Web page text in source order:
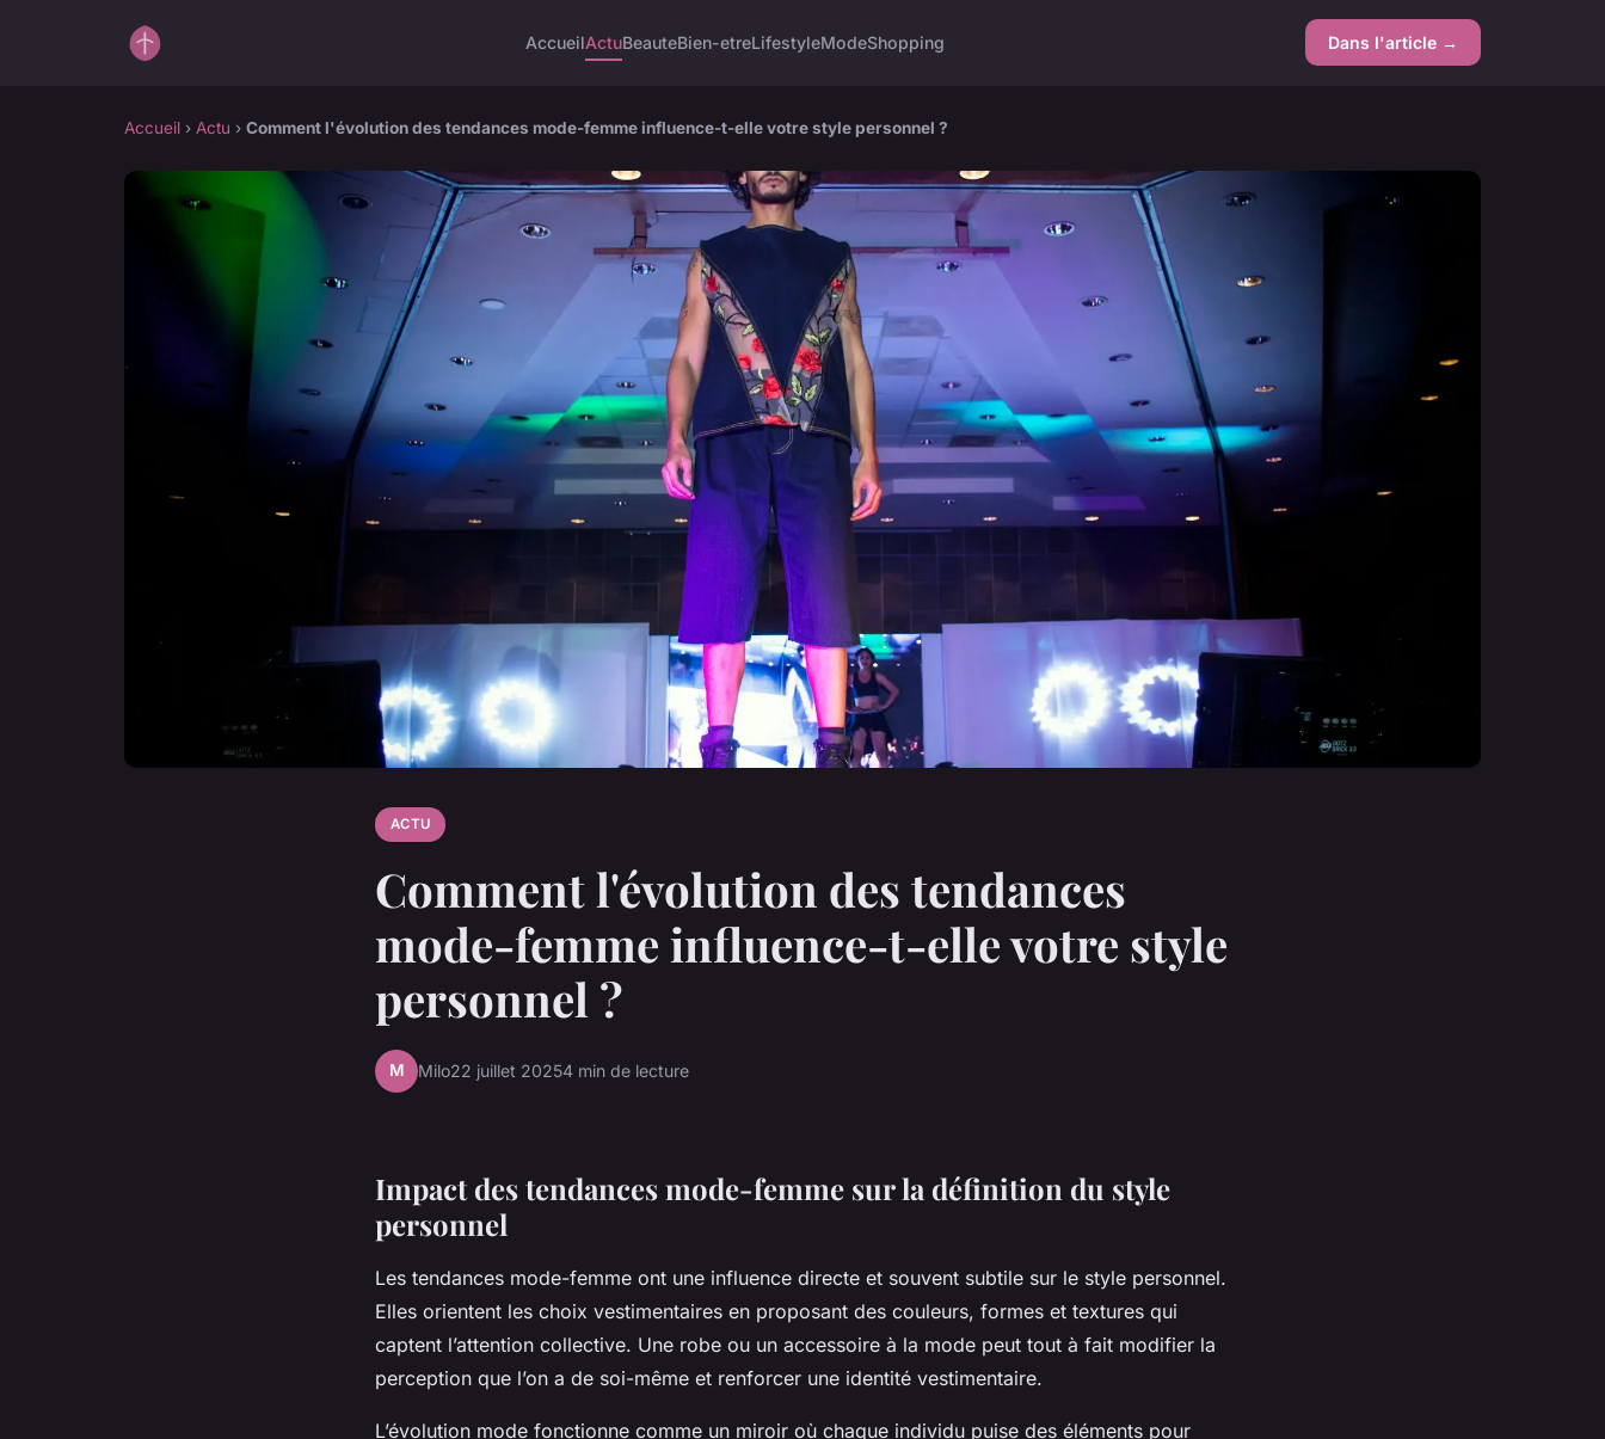
AccueilActuBeauteBien-etreLifestyleModeShopping Dans l'article →
Accueil › Actu › Comment l'évolution des tendances mode-femme influence-t-elle votre style personnel ?
ACTU
Comment l'évolution des tendances
mode-femme influence-t-elle votre style
personnel ?
M Milo22 juillet 20254 min de lecture
Impact des tendances mode-femme sur la définition du style
personnel
Les tendances mode-femme ont une influence directe et souvent subtile sur le style personnel.
Elles orientent les choix vestimentaires en proposant des couleurs, formes et textures qui
captent l’attention collective. Une robe ou un accessoire à la mode peut tout à fait modifier la
perception que l’on a de soi-même et renforcer une identité vestimentaire.
L’évolution mode fonctionne comme un miroir où chaque individu puise des éléments pour